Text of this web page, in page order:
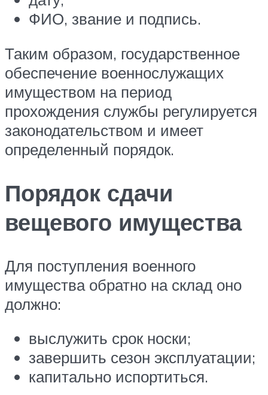
ФИО, звание и подпись.
Таким образом, государственное
обеспечение военнослужащих
имуществом на период
прохождения службы регулируется
законодательством и имеет
определенный порядок.
Порядок сдачи
вещевого имущества
Для поступления военного
имущества обратно на склад оно
должно:
выслужить срок носки;
завершить сезон эксплуатации;
капитально испортиться.